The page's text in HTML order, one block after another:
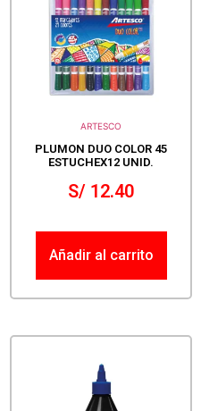
ARTESCO
PLUMON DUO COLOR 45
ESTUCHEX12 UNID.
S/ 12.40
Añadir al carrito